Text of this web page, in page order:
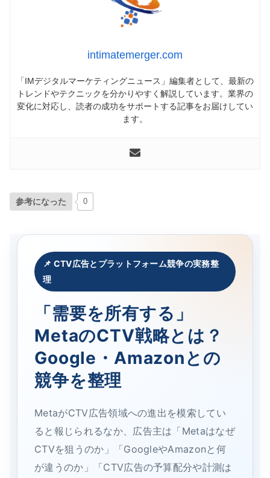
intimatemerger.com
「IMデジタルマーケティングニュース」編集者として、最新の
トレンドやテクニックを分かりやすく解説しています。業界の
変化に対応し、読者の成功をサポートする記事をお届けしてい
ます。
参考になった 0
📌 CTV広告とプラットフォーム競争の実務整
理
「需要を所有する」
MetaのCTV戦略とは？
Google・Amazonとの
競争を整理
MetaがCTV広告領域への進出を模索してい
ると報じられるなか、広告主は「Metaはなぜ
CTVを狙うのか」「GoogleやAmazonと何
が違うのか」「CTV広告の予算配分や計測は